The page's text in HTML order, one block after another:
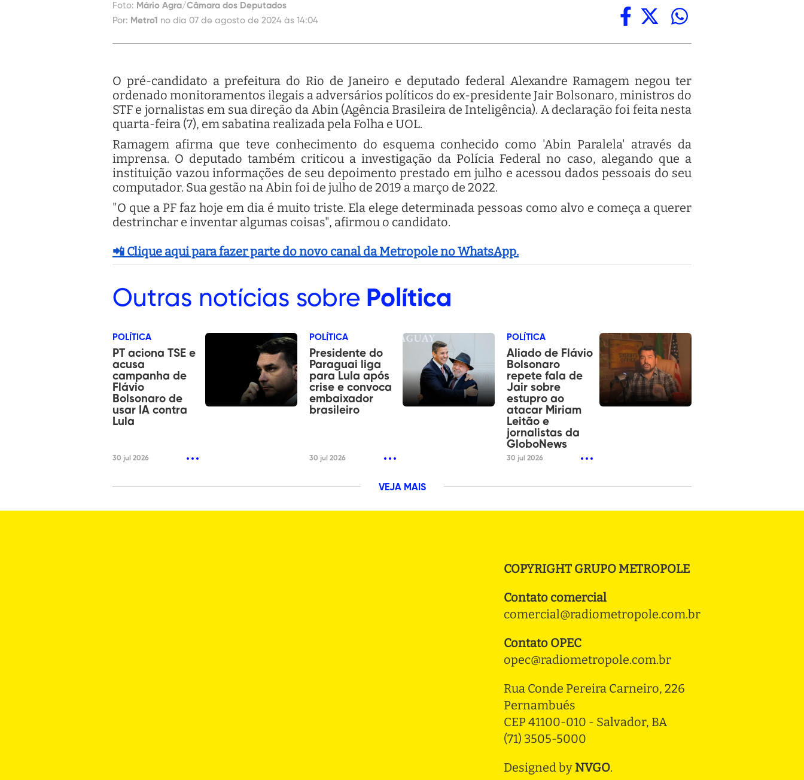
Foto: Mário Agra/Câmara dos Deputados
Por: Metro1 no dia 07 de agosto de 2024 às 14:04
O pré-candidato a prefeitura do Rio de Janeiro e deputado federal Alexandre Ramagem negou ter
ordenado monitoramentos ilegais a adversários políticos do ex-presidente Jair Bolsonaro, ministros do
STF e jornalistas em sua direção da Abin (Agência Brasileira de Inteligência). A declaração foi feita nesta
quarta-feira (7), em sabatina realizada pela Folha e UOL.
Ramagem afirma que teve conhecimento do esquema conhecido como 'Abin Paralela' através da
imprensa. O deputado também criticou a investigação da Polícia Federal no caso, alegando que a
instituição vazou informações de seu depoimento prestado em julho e acessou dados pessoais do seu
computador. Sua gestão na Abin foi de julho de 2019 a março de 2022.
"O que a PF faz hoje em dia é muito triste. Ela elege determinada pessoas como alvo e começa a querer
destrinchar e inventar algumas coisas", afirmou o candidato.
📲 Clique aqui para fazer parte do novo canal da Metropole no WhatsApp.
Outras notícias sobre Política
POLÍTICA
PT aciona TSE e
acusa
campanha de
Flávio
Bolsonaro de
usar IA contra
Lula
30 jul 2026
POLÍTICA
Presidente do
Paraguai liga
para Lula após
crise e convoca
embaixador
brasileiro
30 jul 2026
POLÍTICA
Aliado de Flávio
Bolsonaro
repete fala de
Jair sobre
estupro ao
atacar Miriam
Leitão e
jornalistas da
GloboNews
30 jul 2026
VEJA MAIS
COPYRIGHT GRUPO METROPOLE
Contato comercial
comercial@radiometropole.com.br
Contato OPEC
opec@radiometropole.com.br
Rua Conde Pereira Carneiro, 226
Pernambués
CEP 41100-010 - Salvador, BA
(71) 3505-5000
Designed by NVGO.